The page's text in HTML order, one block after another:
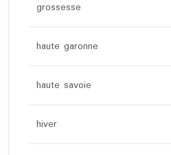
grossesse
haute garonne
haute savoie
hiver